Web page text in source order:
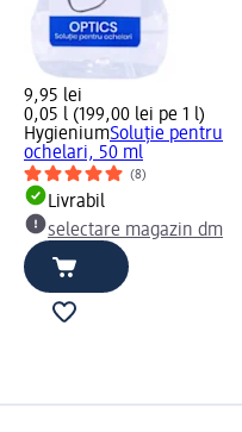
9,95 lei
0,05 l (199,00 lei pe 1 l)
HygieniumSoluție pentru
ochelari, 50 ml
(8)
Livrabil
selectare magazin dm